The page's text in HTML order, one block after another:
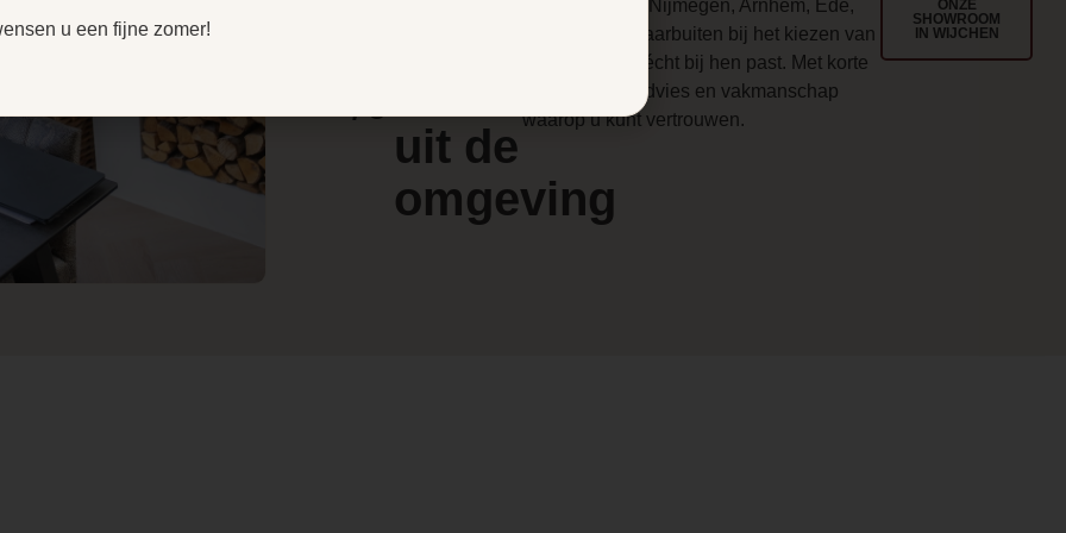
/ 5
uit de
omgeving
regio Wijchen, Nijmegen, Arnhem, Ede,
Venlo en ver daarbuiten bij het kiezen van
een haard die écht bij hen past. Met korte
lijnen, eerlijk advies en vakmanschap
waarop u kunt vertrouwen.
ONZE
SHOWROOM
IN WIJCHEN
u een fijne zomer!